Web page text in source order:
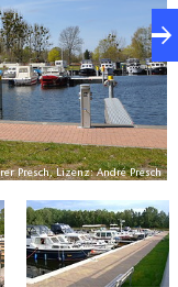
Presch, Lizenz: André Presch